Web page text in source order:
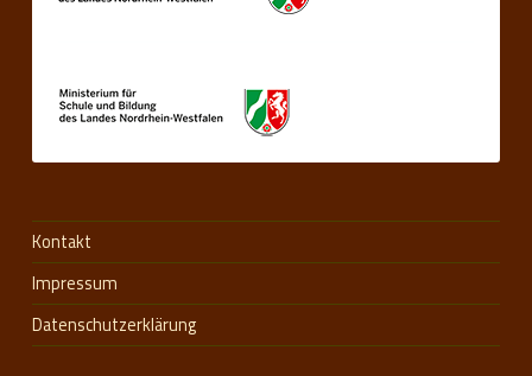
Kontakt
Impressum
Datenschutzerklärung